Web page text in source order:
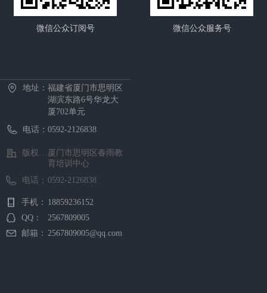
微信公众订阅号 微信公众服务号
地址： 福建省厦门市思明区
湖滨东路6号华龙大
厦702单元
电话： 0592-2126838
手机： 18859236152
QQ：
2567809005
邮箱： 2567809005@qq.com
版权所有 ©
厦门市思明区春雨教
育培训中心
电话： 0592-2126838